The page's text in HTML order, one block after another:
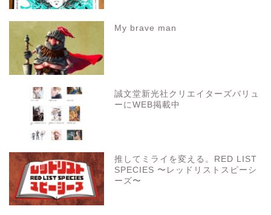
My brave man
誠文堂新光社クリエイターズバリュ
ーにWEB掲載中
推してミライを変える。RED LIST
SPECIES 〜レッドリストスピーシ
ーズ〜